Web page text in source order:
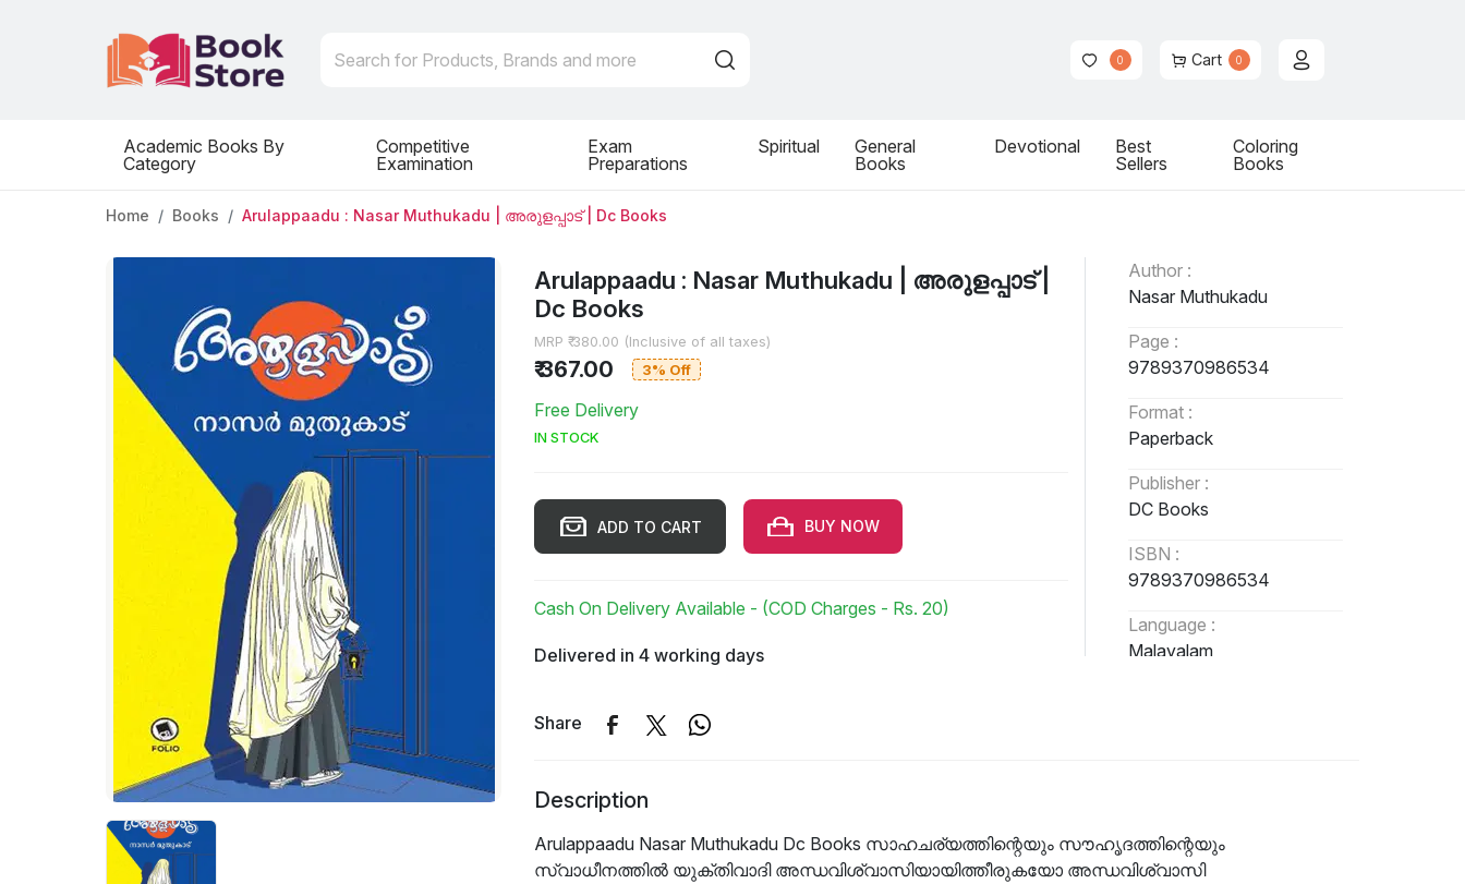
0 Cart 0
Academic Books By
Category
Competitive
Examination
Exam
Preparations
Spiritual
General
Books
Devotional
Best
Sellers
Coloring
Books
Home Books Arulappaadu : Nasar Muthukadu | അരുളപ്പാട് | Dc Books
Arulappaadu : Nasar Muthukadu | അരുളപ്പാട് |
Dc Books
MRP ₹ 380.00 (Inclusive of all taxes)
₹ 367.00 3% Off
Free Delivery
IN STOCK
ADD TO CART BUY NOW
Cash On Delivery Available - (COD Charges - Rs. 20)
Delivered in 4 working days
Share
Author :
Nasar Muthukadu
Page :
9789370986534
Format :
Paperback
Publisher :
DC Books
ISBN :
9789370986534
Language :
Malayalam
Description
Arulappaadu Nasar Muthukadu Dc Books സാഹചര്യത്തിന്റെയും സൗഹൃദത്തിന്റെയും
സ്വാധീനത്തിൽ യുക്തിവാദി അന്ധവിശ്വാസിയായിത്തീരുകയോ അന്ധവിശ്വാസി